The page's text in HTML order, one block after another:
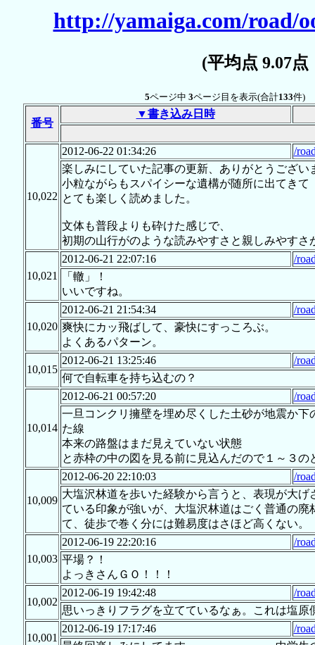
http://yamaiga.com/road/
(平均点 9.07
5ページ中 3ページ目を表示(合計133件)
番号
▼書き込み日時
10,022
2012-06-22 01:34:26
/
楽しみにしていた記事の更新、ありがとうござい
小粒ながらもスパイシーな遺構が随所に出てきて
とても楽しく読めました。
文体も普段よりも砕けた感じで、
初期の山行がのような読みやすさと親しみやすさ
10,021
2012-06-21 22:07:16
/
「轍」！
いいですね。
10,020
2012-06-21 21:54:34
/
爽快にカッ飛ばして、豪快にすっころぶ。
よくあるパターン。
10,015
2012-06-21 13:25:46
/
何で自転車を持ち込むの？
10,014
2012-06-21 00:57:20
/
一旦コンクリ擁壁を埋め尽くした土砂が地震か
た線
本来の路盤はまだ見えていない状態
と赤枠の中の図を見る前に見込んだので１～３
10,009
2012-06-20 22:10:03
/
大塩沢林道を歩いた経験から言うと、表現が大
ている印象が強いが、大塩沢林道はごく普通の
て、徒歩で巻く分には難易度はさほど高くない。
10,003
2012-06-19 22:20:16
/
平場？！
よっきさんＧＯ！！！
10,002
2012-06-19 19:42:48
/
思いっきりフラグを立てているなぁ。これは塩
10,001
2012-06-19 17:17:46
/